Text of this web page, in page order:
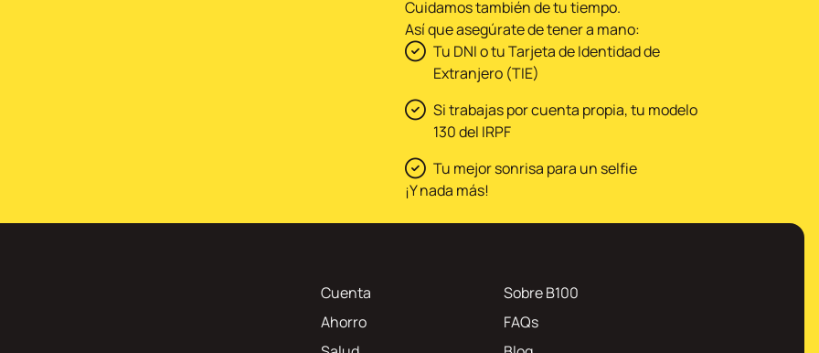
Cuidamos también de tu tiempo.
Así que asegúrate de tener a mano:
Tu DNI o tu Tarjeta de Identidad de
Extranjero (TIE)
Si trabajas por cuenta propia, tu modelo
130 del IRPF
Tu mejor sonrisa para un selfie
¡Y nada más!
Cuenta
Ahorro
Sobre B100
FAQs